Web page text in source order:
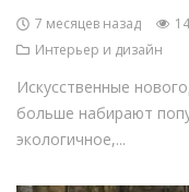
7 месяцев назад
Интерьер и дизайн
Искусственные
больше набирают
экологичное,...